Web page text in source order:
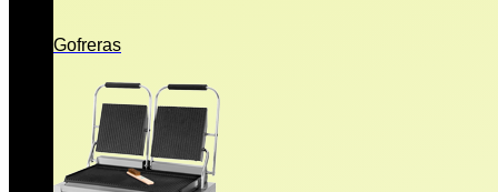
Gofreras